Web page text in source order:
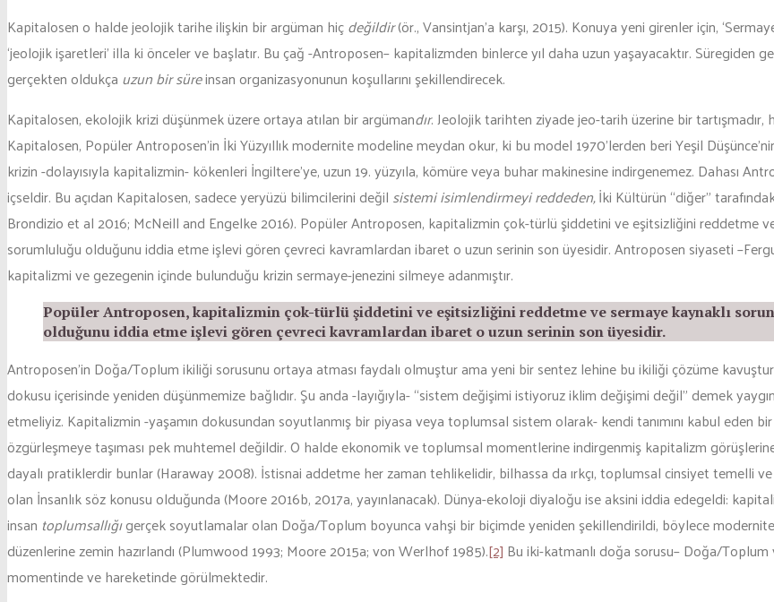
Kapitalosen o halde jeolojik tarihe ilişkin bir argüman hiçdeğildir(ör., Vansintjan’a karşı, 2015). Konuya yeni girenler için,
‘jeolojik işaretleri’ illa ki önceler ve başlatır. Bu çağ -Antroposen– kapitalizmden binlerce yıl daha uzun yaşayacaktır. Süregiden
gerçekten oldukça uzun bir süreinsan organizasyonunun koşullarını şekillendirecek.
Kapitalosen, ekolojik krizi düşünmek üzere ortaya atılan bir argümandır. Jeolojik tarihten ziyade jeo-tarih üzerine bir
Kapitalosen, Popüler Antroposen’in İki Yüzyıllık modernite modeline meydan okur, ki bu model 1970’lerden beri Yeşil
krizin -dolayısıyla kapitalizmin- kökenleri İngiltere’ye, uzun 19. yüzyıla, kömüre veya buhar makinesine indirgenemez. Dahası
içseldir. Bu açıdan Kapitalosen, sadece yeryüzü bilimcilerini değil sistemi isimlendirmeyi reddeden,İki Kültürün “diğer”
Brondizio et al 2016; McNeill and Engelke 2016). Popüler Antroposen, kapitalizmin çok-türlü şiddetini ve eşitsizliğini reddetme
sorumluluğu olduğunu iddia etme işlevi gören çevreci kavramlardan ibaret o uzun serinin son üyesidir. Antroposen siyaseti
kapitalizmi ve gezegenin içinde bulunduğu krizin sermaye-jenezini silmeye adanmıştır.
Popüler Antroposen, kapitalizmin çok-türlü şiddetini ve eşitsizliğini reddetme ve sermaye kaynaklı
olduğunu iddia etme işlevi gören çevreci kavramlardan ibaret o uzun serinin son üyesidir.
Antroposen’in Doğa/Toplum ikiliği sorusunu ortaya atması faydalı olmuştur ama yeni bir sentez lehine bu ikiliği çözüme
dokusu içerisinde yeniden düşünmemize bağlıdır. Şu anda -layığıyla- “sistem değişimi istiyoruz iklim değişimi değil” demek
etmeliyiz. Kapitalizmin -yaşamın dokusundan soyutlanmış bir piyasa veya toplumsal sistem olarak- kendi tanımını kabul eden
özgürleşmeye taşıması pek muhtemel değildir. O halde ekonomik ve toplumsal momentlerine indirgenmiş kapitalizm
dayalı pratiklerdir bunlar (Haraway 2008). İstisnai addetme her zaman tehlikelidir, bilhassa da ırkçı, toplumsal cinsiyet temelli
olan İnsanlık söz konusu olduğunda (Moore 2016b, 2017a, yayınlanacak). Dünya-ekoloji diyaloğu ise aksini iddia edegeldi:
insan toplumsallığıgerçek soyutlamalar olan Doğa/Toplum boyunca vahşi bir biçimde yeniden şekillendirildi, böylece
düzenlerine zemin hazırlandı (Plumwood 1993; Moore 2015a; von Werlhof 1985).[2] Bu iki-katmanlı doğa sorusu– Doğa/
momentinde ve hareketinde görülmektedir.